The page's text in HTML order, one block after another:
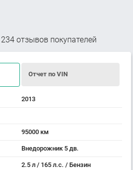
234 отзывов покупателей
Отчет по VIN
2013
95000 км
Внедорожник 5 дв.
2.5 л / 165 л.с. / Бензин